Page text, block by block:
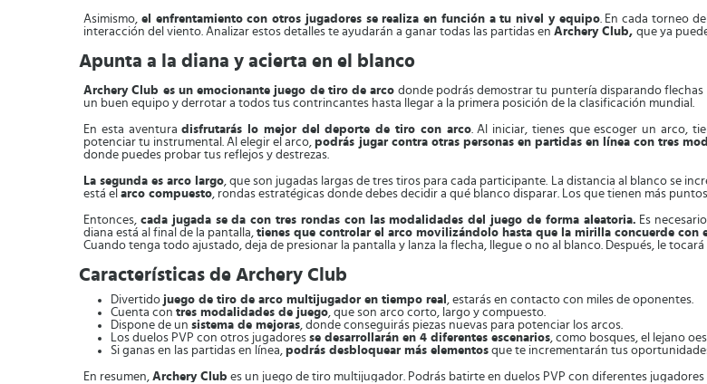
Asimismo, el enfrentamiento con otros jugadores se realiza en función a tu nivel y equipo. En cada torneo
interacción del viento. Analizar estos detalles te ayudarán a ganar todas las partidas en Archery Club, que ya
Apunta a la diana y acierta en el blanco
Archery Club es un emocionante juego de tiro de arco donde podrás demostrar tu puntería disparando flechas
un buen equipo y derrotar a todos tus contrincantes hasta llegar a la primera posición de la clasificación mundial.
En esta aventuradisfrutarás lo mejor del deporte de tiro con arco. Al iniciar, tienes que escoger un arco,
potenciar tu instrumental. Al elegir el arco,podrás jugar contra otras personas en partidas en línea con tres
donde puedes probar tus reflejos y destrezas.
La segunda es arco largo, que son jugadas largas de tres tiros para cada participante. La distancia al blanco se
está el arco compuesto, rondas estratégicas donde debes decidir a qué blanco disparar. Los que tienen más
Entonces, cada jugada se da con tres rondas con las modalidades del juego de forma aleatoria. Es
diana está al final de la pantalla, tienes que controlar el arco movilizándolo hasta que la mirilla concuerde con
Cuando tenga todo ajustado, deja de presionar la pantalla y lanza la flecha, llegue o no al blanco. Después, le tocará
Características de Archery Club
Divertido juego de tiro de arco multijugador en tiempo real , estarás en contacto con miles de oponentes.
Cuenta con tres modalidades de juego, que son arco corto, largo y compuesto.
Dispone de un sistema de mejoras, donde conseguirás piezas nuevas para potenciar los arcos.
Los duelos PVP con otros jugadores se desarrollarán en 4 diferentes escenarios, como bosques, el lejano
Si ganas en las partidas en línea, podrás desbloquear más elementos que te incrementarán tus
En resumen, Archery Club es un juego de tiro multijugador. Podrás batirte en duelos PVP con diferentes